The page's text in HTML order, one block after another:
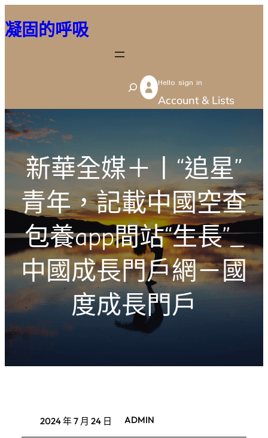
至
容
凝固的呼吸
S
e
Hello sign in
Account & Lists
新華全媒＋丨“追星”
青年，記載中國空查
包養app間站“生長”_
中國成長門戶網－國
度成長門戶
2024 年 7 月 24 日 ADMIN